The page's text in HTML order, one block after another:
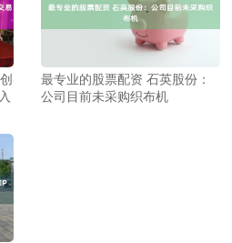
最专业的股票配资 石英股份：
公司目前未采购织布机